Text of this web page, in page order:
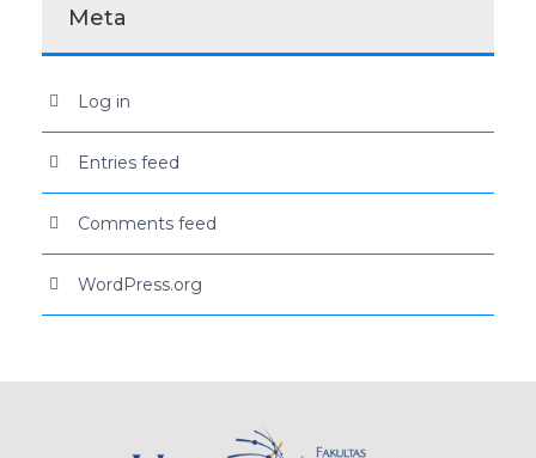
Meta
Log in
Entries feed
Comments feed
WordPress.org